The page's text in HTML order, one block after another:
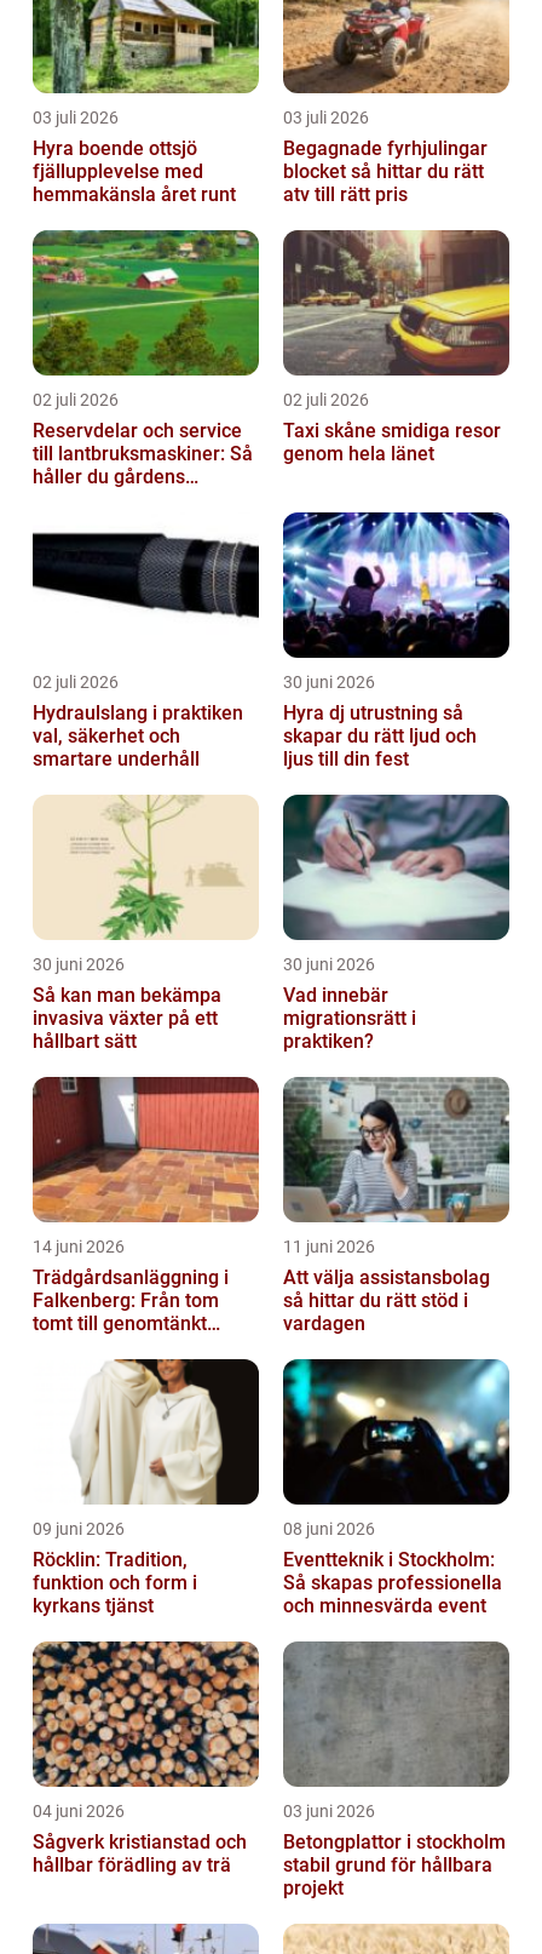
03 juli 2026
Hyra boende ottsjö
fjällupplevelse med
hemmakänsla året runt
03 juli 2026
Begagnade fyrhjulingar
blocket så hittar du rätt
atv till rätt pris
02 juli 2026
Reservdelar och service
till lantbruksmaskiner: Så
håller du gårdens
02 juli 2026
Taxi skåne smidiga resor
genom hela länet
02 juli 2026
Hydraulslang i praktiken
val, säkerhet och
smartare underhåll
30 juni 2026
Hyra dj utrustning så
skapar du rätt ljud och
ljus till din fest
30 juni 2026
Så kan man bekämpa
invasiva växter på ett
hållbart sätt
30 juni 2026
Vad innebär
migrationsrätt i
praktiken?
14 juni 2026
Trädgårdsanläggning i
Falkenberg: Från tom
tomt till genomtänkt
11 juni 2026
Att välja assistansbolag
så hittar du rätt stöd i
vardagen
09 juni 2026
Röcklin: Tradition,
funktion och form i
kyrkans tjänst
08 juni 2026
Eventteknik i Stockholm:
Så skapas professionella
och minnesvärda event
04 juni 2026
Sågverk kristianstad och
hållbar förädling av trä
03 juni 2026
Betongplattor i stockholm
stabil grund för hållbara
projekt